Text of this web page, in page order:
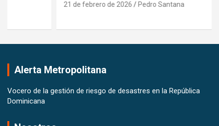
21 de febrero de 2026 Pedro Santana
Alerta Metropolitana
Vocero de la gestión de riesgo de desastres en la República
Dominicana